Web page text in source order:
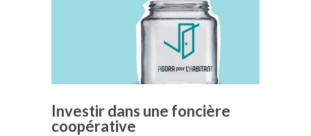
Investir dans une foncière
coopérative